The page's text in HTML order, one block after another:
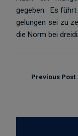
gegeben. Es
gelungen sei zu
die Norm bei
Previous Post